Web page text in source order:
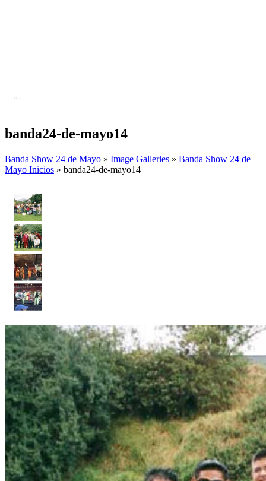
banda24-de-mayo14
Banda Show 24 de Mayo » Image Galleries » Banda Show 24 de
Mayo Inicios » banda24-de-mayo14